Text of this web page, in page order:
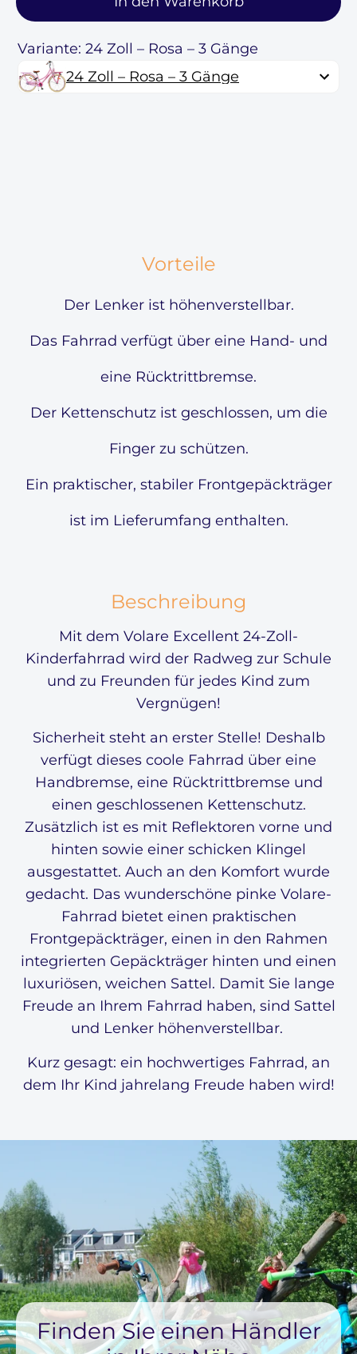
Variante: 24 Zoll – Rosa – 3 Gänge
24 Zoll – Rosa – 3 Gänge
Vorteile
Der Lenker ist höhenverstellbar.
Das Fahrrad verfügt über eine Hand- und
eine Rücktrittbremse.
Der Kettenschutz ist geschlossen, um die
Finger zu schützen.
Ein praktischer, stabiler Frontgepäckträger
ist im Lieferumfang enthalten.
Beschreibung
Mit dem Volare Excellent 24-Zoll-
Kinderfahrrad wird der Radweg zur Schule
und zu Freunden für jedes Kind zum
Vergnügen!
Sicherheit steht an erster Stelle! Deshalb
verfügt dieses coole Fahrrad über eine
Handbremse, eine Rücktrittbremse und
einen geschlossenen Kettenschutz.
Zusätzlich ist es mit Reflektoren vorne und
hinten sowie einer schicken Klingel
ausgestattet. Auch an den Komfort wurde
gedacht. Das wunderschöne pinke Volare-
Fahrrad bietet einen praktischen
Frontgepäckträger, einen in den Rahmen
integrierten Gepäckträger hinten und einen
luxuriösen, weichen Sattel. Damit Sie lange
Freude an Ihrem Fahrrad haben, sind Sattel
und Lenker höhenverstellbar.
Kurz gesagt: ein hochwertiges Fahrrad, an
dem Ihr Kind jahrelang Freude haben wird!
Finden Sie einen Händler